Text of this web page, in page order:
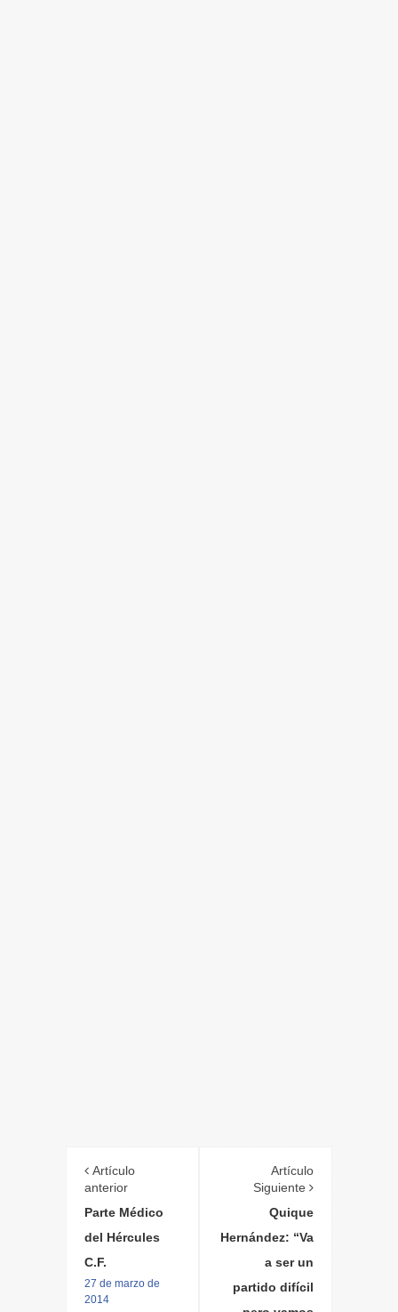
Artículo
anterior
Parte Médico
del Hércules
C.F.
27 de marzo de
2014
Artículo
Siguiente
Quique
Hernández: “Va
a ser un
partido difícil